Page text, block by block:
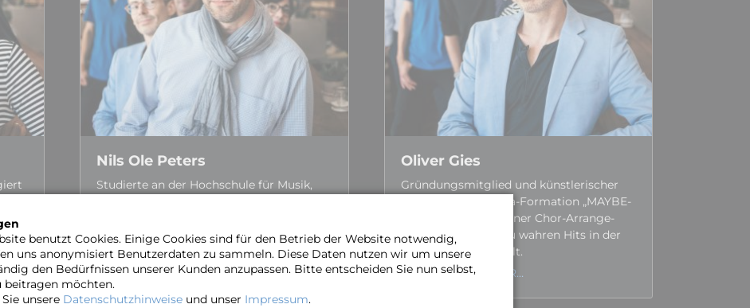
Nils Ole Peters
Studierte an der Hoch­schule für Musik,
gesang. Er ist u. a. seit 2002 als Stimm­­
bildner beim Knaben­­chor Hannover tätig.
MEHR ÜBER NILS OLE…
Oliver Gies
Gründungs­­mitglied und künstleri­scher
Leiter der A-cappella-Formation „MAYBE­
BOP”. Zahl­reiche seiner Chor-Arrange­
ments haben sich zu wahren Hits in der
Chor­­szene entwickelt.
MEHR ÜBER OLIVER…
benutzt Cookies. Einige Cookies sind für den Betrieb der Website notwendig,
uns anonymisiert Benutzerdaten zu sammeln. Diese Daten nutzen wir um unsere
den Bedürfnissen unserer Kunden anzupassen. Bitte entscheiden Sie nun selbst,
beitragen möchten.
unsere Datenschutzhinweise und unser Impressum.